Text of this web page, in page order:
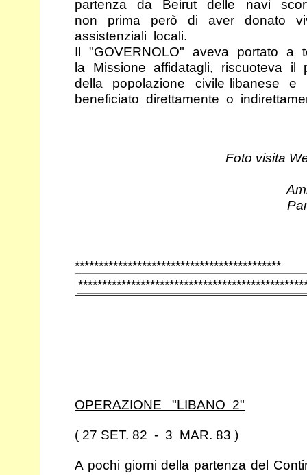
partenza da Beirut delle navi
non prima però di aver donato
assistenziali locali.
Il "GOVERNOLO" aveva portato a
la Missioneaffidatagli, riscuoteva il
della popolazione civile libanese e
beneficiato direttamente o
Foto visita
Ambasciatore
*******************************************
OPERAZIONE "LIBANO 2"
( 27 SET. 82 - 3 MAR. 83 )
A pochi giorni della partenza del